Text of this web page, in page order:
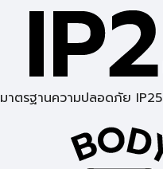
มาตรฐานความปลอดภัย IP25